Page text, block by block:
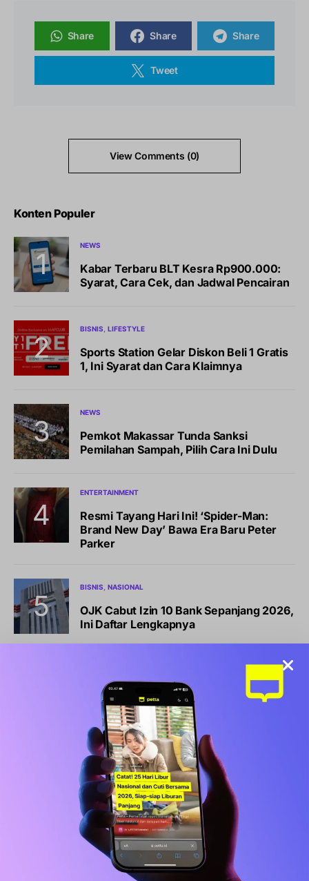
Share Share Share
Tweet
View Comments (0)
Konten Populer
NEWS
Kabar Terbaru BLT Kesra Rp900.000:
Syarat, Cara Cek, dan Jadwal Pencairan
BISNIS LIFESTYLE
Sports Station Gelar Diskon Beli 1 Gratis
1, Ini Syarat dan Cara Klaimnya
NEWS
Pemkot Makassar Tunda Sanksi
Pemilahan Sampah, Pilih Cara Ini Dulu
ENTERTAINMENT
Resmi Tayang Hari Ini! ‘Spider-Man:
Brand New Day’ Bawa Era Baru Peter
Parker
BISNIS NASIONAL
OJK Cabut Izin 10 Bank Sepanjang 2026,
Ini Daftar Lengkapnya